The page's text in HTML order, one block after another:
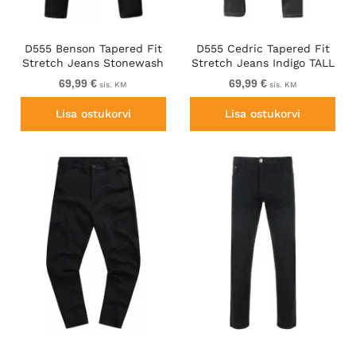
D555 Benson Tapered Fit
Stretch Jeans Stonewash
TALL SIZES
69,99 € sis. KM
Lisa ostukorvi
D555 Cedric Tapered Fit
Stretch Jeans Indigo TALL
SIZES
69,99 €sis. KM
Lisa ostukorvi